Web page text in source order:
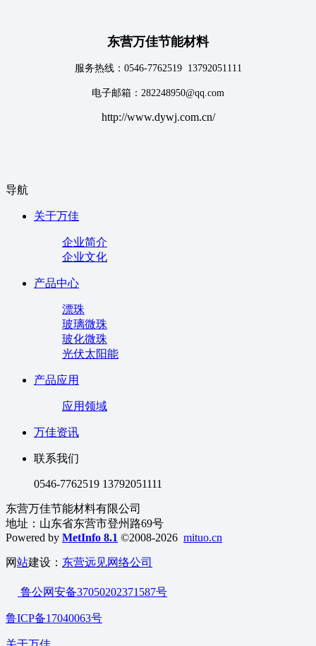
东营万佳节能材料
服务热线：0546-7762519 13792051111
电子邮箱：282248950@qq.com
http://www.dywj.com.cn/
导航
关于万佳
企业简介
企业文化
产品中心
漂珠
玻璃微珠
玻化微珠
光伏太阳能
产品应用
应用领域
万佳资讯
联系我们
0546-7762519 13792051111
东营万佳节能材料有限公司
地址：山东省东营市登州路69号
Powered by MetInfo 8.1 ©2008-2026 mituo.cn
网站建设： 东营远见网络公司
鲁公网安备37050202371587号
鲁ICP备17040063号